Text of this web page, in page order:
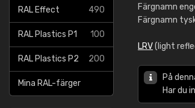
RAL Effect 490
RAL Plastics P1 100
RAL Plastics P2 200
Mina RAL-färger
Färgnamn
Färgnamn
LRV(light
På
Har du